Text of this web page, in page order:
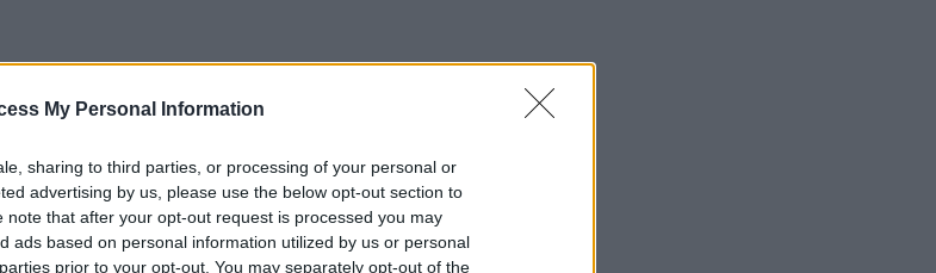
My Personal Information
sharing to third parties, or processing of your personal or
advertising by us, please use the below opt-out section to
note that after your opt-out request is processed you may
ads based on personal information utilized by us or personal
prior to your opt-out. You may separately opt-out of the